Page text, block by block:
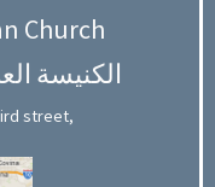
Church
الكنيسة
street,